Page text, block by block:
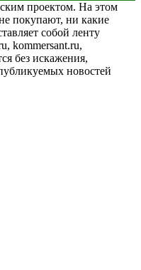
проектом. На этом
покупают, ни какие
собой ленту
kommersant.ru,
без искажения,
новостей